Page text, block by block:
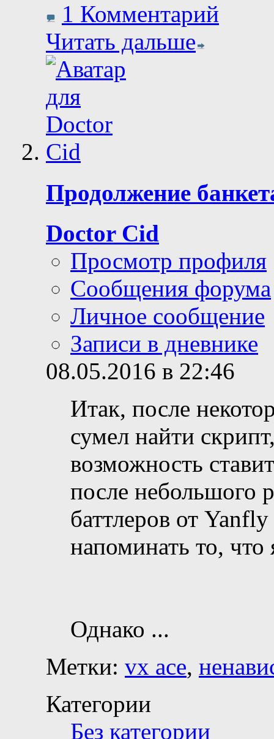
1 Комментарий
Читать дальше
Продолжение
Doctor Cid
Просмотр профиля
Сообщения форума
Личное сообщение
Записи в дневнике
08.05.2016 в 22:46
Итак, после
сумел найти
возможность
после небольшого
баттлеров от
напоминать то, что
Однако ...
Метки: vx ace,
Категории
Без категории